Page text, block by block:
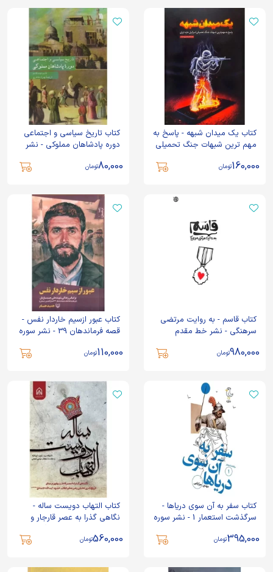
کتاب یک میدان شبهه - پاسخ به
مهم ترین شبهات جنگ تحمیلی
اندیشکده راهبردی سعدا
160,000تومان
کتاب تاریخ سیاسی و اجتماعی
دوره پادشاهان مملوکی - نشر
80,000تومان
کتاب قاسم - به روایت مرتضی
سرهنگی - نشر خط مقدم
980,000تومان
کتاب عبور ازسیم خاردار نفس -
قصه فرماندهان 39 - نشر سوره
110,000تومان
کتاب سفر به آن سوی دریاها -
سرگذشت استعمار 1 - نشر سوره
395,000تومان
کتاب التهاب دویست ساله -
نگاهی گذرا به عصر قارجار و
تحلیلی رهبر انقلاب حضرت آیت
560,000تومان